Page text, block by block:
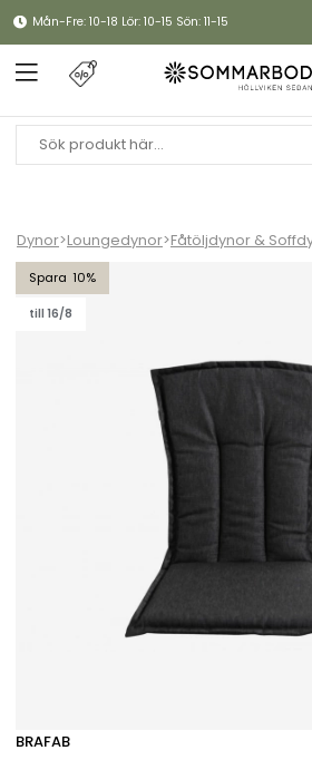
Mån-Fre: 10-18 Lör: 10-15 Sön: 11-15
Dynor>Loungedynor>Fåtöljdynor &
10
till 16/8
Florina kopplad sitt/ryggdyna - antracit
BRAFAB